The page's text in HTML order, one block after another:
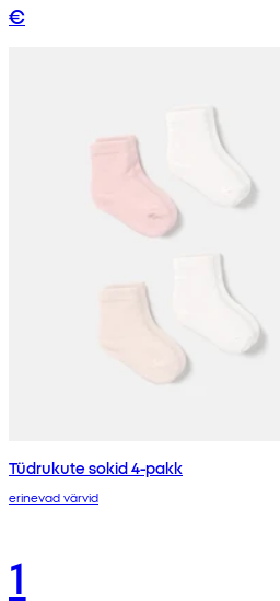
€
Tüdrukute sokid 4-pakk
erinevad värvid
1